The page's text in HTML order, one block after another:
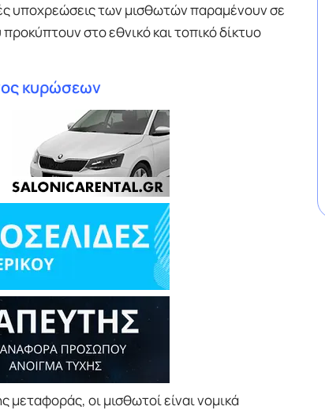
υποχρεώσεις των μισθωτών παραμένουν σε
στο εθνικό και τοπικό δίκτυο
κυρώσεων
οι μισθωτοί είναι νομικά